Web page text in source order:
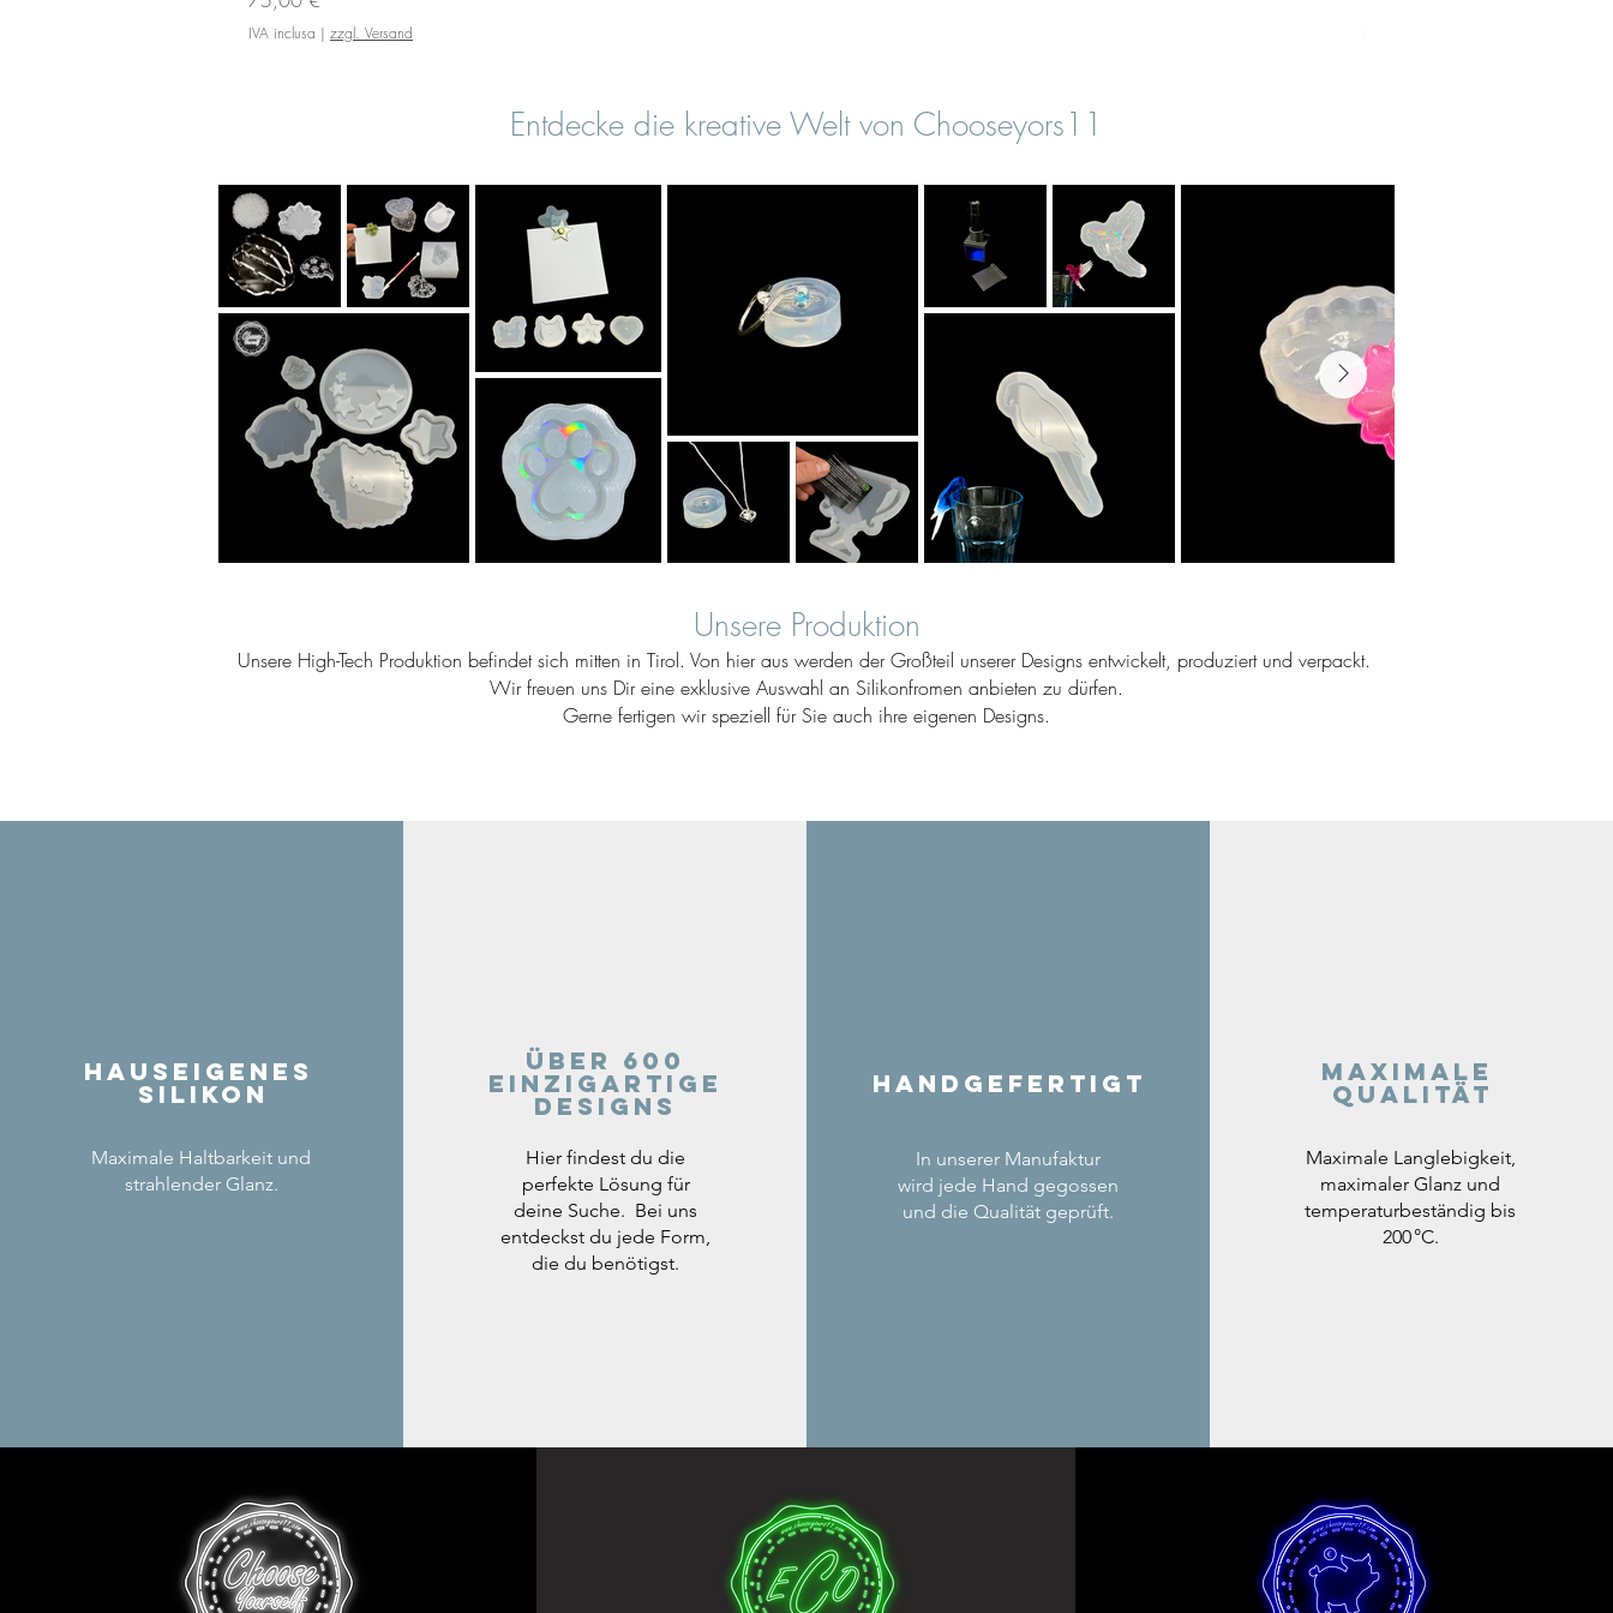
IVA inclusa | zzgl. Versand
Entdecke die kreative Welt von Chooseyors11
Unsere Produktion
Unsere High-Tech Produktion befindet sich mitten in Tirol. Von hier aus werden der Großteil unserer Designs entwickelt, produziert und verpackt.
Wir freuen uns Dir eine exklusive Auswahl an Silikonfromen anbieten zu dürfen.
Gerne fertigen wir speziell für Sie auch ihre eigenen Designs.
Hauseigenes
Silikon
Maximale Haltbarkeit und
strahlender Glanz.
Über 600
einzigartige
Designs
Hier findest du die
perfekte Lösung für
deine Suche. Bei uns
entdeckst du jede Form,
die du benötigst.
Handgefertigt
In unserer Manufaktur
wird jede Hand gegossen
und die Qualität geprüft.
Maximale
Qualität
Maximale Langlebigkeit,
maximaler Glanz und
temperaturbeständig bis
200 °C.